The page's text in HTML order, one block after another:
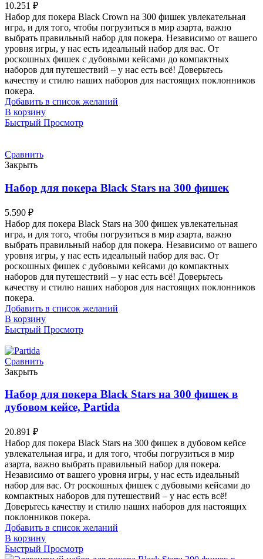
10.251 ₽
Набор для покера Black Crown на 300 фишек увлекательная
игра, и для того, чтобы погрузиться в мир азарта, важно
выбрать правильный набор для покера. Независимо от вашего
уровня игры, у нас есть идеальный набор для вас. От
роскошных фишек с дубовыми кейсами до компактных
наборов для путешествий – у нас есть всё! Доверьтесь
качеству и стилю наших наборов для настоящих поклонников
покера.
Добавить в список желаний
В корзину
Быстрый Просмотр
Сравнить
Закрыть
Набор для покера Black Stars на 300 фишек
5.590 ₽
Набор для покера Black Stars на 300 фишек увлекательная
игра, и для того, чтобы погрузиться в мир азарта, важно
выбрать правильный набор для покера. Независимо от вашего
уровня игры, у нас есть идеальный набор для вас. От
роскошных фишек с дубовыми кейсами до компактных
наборов для путешествий – у нас есть всё! Доверьтесь
качеству и стилю наших наборов для настоящих поклонников
покера.
Добавить в список желаний
В корзину
Быстрый Просмотр
Сравнить
Закрыть
Набор для покера Black Stars на 300 фишек в
дубовом кейсе, Partida
20.891 ₽
Набор для покера Black Stars на 300 фишек в дубовом кейсе
увлекательная игра, и для того, чтобы погрузиться в мир
азарта, важно выбрать правильный набор для покера.
Независимо от вашего уровня игры, у нас есть идеальный
набор для вас. От роскошных фишек с дубовыми кейсами до
компактных наборов для путешествий – у нас есть всё!
Доверьтесь качеству и стилю наших наборов для настоящих
поклонников покера.
Добавить в список желаний
В корзину
Быстрый Просмотр